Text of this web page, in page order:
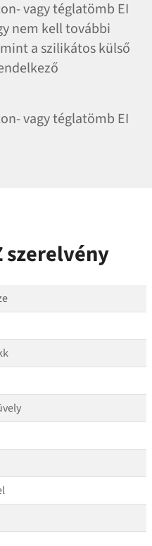
vagy téglatömb EI
nem kell további
a szilikátos külső
vagy téglatömb EI
szerelvény